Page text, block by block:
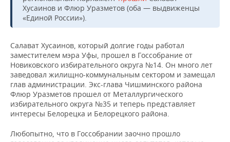
Хусаинов и Флюр Уразметов (оба — выдвиженцы
«Единой России»).
Салават Хусаинов, который долгие годы работал
заместителем мэра Уфы, прошел в Госсобрание от
Новиковского избирательного округа №14. Он много лет
заведовал жилищно-коммунальным сектором и замещал
глав администрации. Экс-глава Чишминского района
Флюр Уразметов прошел от Металлургического
избирательного округа №35 и теперь представляет
интересы Белорецка и Белорецкого района.
Любопытно, что в Госсобрании заочно прошло